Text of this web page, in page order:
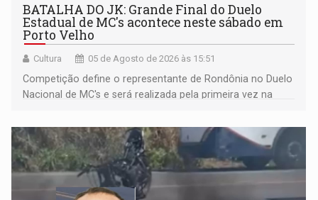
BATALHA DO JK: Grande Final do Duelo
Estadual de MC's acontece neste sábado em
Porto Velho
Cultura 05 de Agosto de 2026 às 15:51
Competição define o representante de Rondônia no Duelo
Nacional de MC's e será realizada pela primeira vez na